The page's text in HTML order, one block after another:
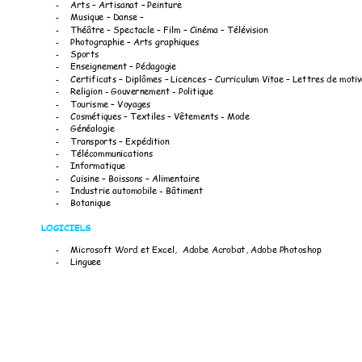
- Arts – Artisanat – Peinture
- Musique – Danse –
- Théâtre – Spectacle – Film – Cinéma – Télévision
- Photographie – Arts graphiques
- Sports
- Enseignement – Pédagogie
- Certificats – Diplômes – Licences – Curriculum Vitae – Lettres de mot
- Religion - Gouvernement - Politique
- Tourisme – Voyages
- Cosmétiques – Textiles – Vêtements - Mode
- Généalogie
- Transports – Expédition
- Télécommunications
- Informatique
- Cuisine – Boissons – Alimentaire
- Industrie automobile - Bâtiment
- Botanique
LOGICIELS
- Microsoft Word et Excel,  Adobe Acrobat, Adobe Photoshop
- Linguee